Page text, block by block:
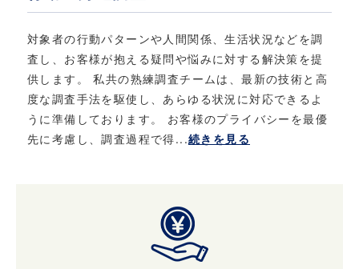
の他の規範を遵守するとともに、本ポリシーの
内容を適宜見直し、継続的な改善に努めます。
6. お問い合わせ
当社における個人情報保護に関してご質問など
がある場合は、こちら
対象者の行動パターンや人間関係、生活状況などを調
査し、お客様が抱える疑問や悩みに対する解決策を提
供します。 私共の熟練調査チームは、最新の技術と高
度な調査手法を駆使し、あらゆる状況に対応できるよ
うに準備しております。 お客様のプライバシーを最優
先に考慮し、調査過程で得...続きを見る